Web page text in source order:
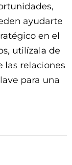
ayudarte
en el
utilízala de
las relaciones
para una